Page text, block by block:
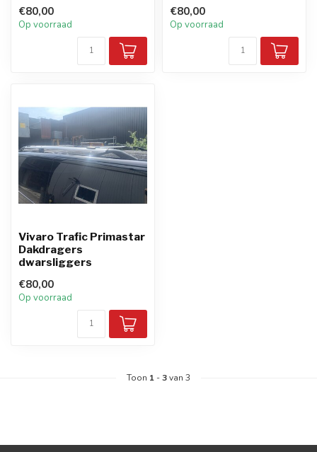
€80,00
Op voorraad
€80,00
Op voorraad
Vivaro Trafic Primastar
Dakdragers
dwarsliggers
€80,00
Op voorraad
Toon 1 -3van 3